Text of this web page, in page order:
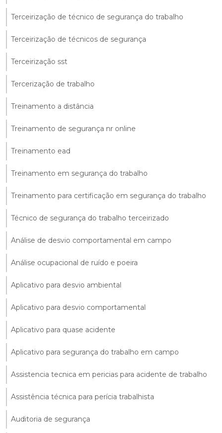
Terceirização de técnico de segurança do trabalho
Terceirização de técnicos de segurança
Terceirização sst
Tercerização de trabalho
Treinamento a distância
Treinamento de segurança nr online
Treinamento ead
Treinamento em segurança do trabalho
Treinamento para certificação em segurança do trabalho
Técnico de segurança do trabalho terceirizado
Análise de desvio comportamental em campo
Análise ocupacional de ruído e poeira
Aplicativo para desvio ambiental
Aplicativo para desvio comportamental
Aplicativo para quase acidente
Aplicativo para segurança do trabalho em campo
Assistencia tecnica em pericias para acidente de trabalho
Assistência técnica para perícia trabalhista
Auditoria de segurança